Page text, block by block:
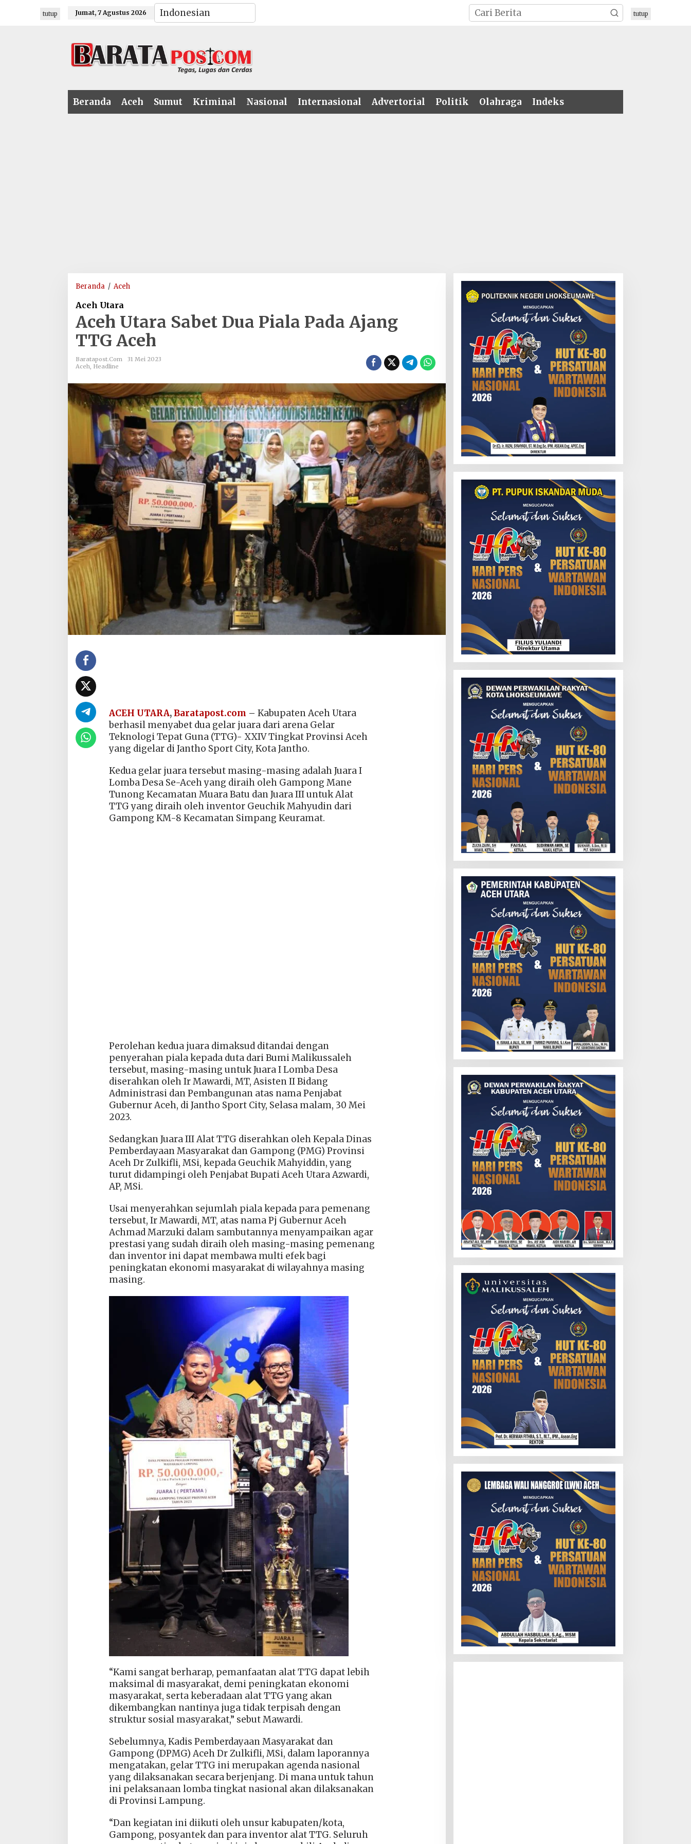
Jumat, 7 Agustus 2026
Beranda Aceh Sumut Kriminal Nasional Internasional Advertorial Politik Olahraga Indeks
tutup tutup
Beranda / Aceh
Dua
Piala
Pada
Aceh Utara
Aceh Utara Sabet Dua Piala Pada Ajang
TTG Aceh
Baratapost.com
31 Mei 2023
Aceh, Headline
ACEH UTARA,Baratapost.com – Kabupaten Aceh Utara
berhasil menyabet dua gelar juara dari arena Gelar
Teknologi Tepat Guna (TTG)- XXIV Tingkat Provinsi Aceh
yang digelar di Jantho Sport City, Kota Jantho.
Kedua gelar juara tersebut masing-masing adalah Juara I
Lomba Desa Se-Aceh yang diraih oleh Gampong Mane
Tunong Kecamatan Muara Batu dan Juara III untuk Alat
TTG yang diraih oleh inventor Geuchik Mahyudin dari
Gampong KM-8 Kecamatan Simpang Keuramat.
Perolehan kedua juara dimaksud ditandai dengan
penyerahan piala kepada duta dari Bumi Malikussaleh
tersebut, masing-masing untuk Juara I Lomba Desa
diserahkan oleh Ir Mawardi, MT, Asisten II Bidang
Administrasi dan Pembangunan atas nama Penjabat
Gubernur Aceh, di Jantho Sport City, Selasa malam, 30 Mei
2023.
Sedangkan Juara III Alat TTG diserahkan oleh Kepala Dinas
Pemberdayaan Masyarakat dan Gampong (PMG) Provinsi
Aceh Dr Zulkifli, MSi, kepada Geuchik Mahyiddin, yang
turut didampingi oleh Penjabat Bupati Aceh Utara Azwardi,
AP, MSi.
Usai menyerahkan sejumlah piala kepada para pemenang
tersebut, Ir Mawardi, MT, atas nama Pj Gubernur Aceh
Achmad Marzuki dalam sambutannya menyampaikan agar
prestasi yang sudah diraih oleh masing-masing pemenang
dan inventor ini dapat membawa multi efek bagi
peningkatan ekonomi masyarakat di wilayahnya masing
masing.
“Kami sangat berharap, pemanfaatan alat TTG dapat lebih
maksimal di masyarakat, demi peningkatan ekonomi
masyarakat, serta keberadaan alat TTG yang akan
dikembangkan nantinya juga tidak terpisah dengan
struktur sosial masyarakat,” sebut Mawardi.
Sebelumnya, Kadis Pemberdayaan Masyarakat dan
Gampong (DPMG) Aceh Dr Zulkifli, MSi, dalam laporannya
mengatakan, gelar TTG ini merupakan agenda nasional
yang dilaksanakan secara berjenjang. Di mana untuk tahun
ini pelaksanaan lomba tingkat nasional akan dilaksanakan
di Provinsi Lampung.
“Dan kegiatan ini diikuti oleh unsur kabupaten/kota,
Gampong, posyantek dan para inventor alat TTG. Seluruh